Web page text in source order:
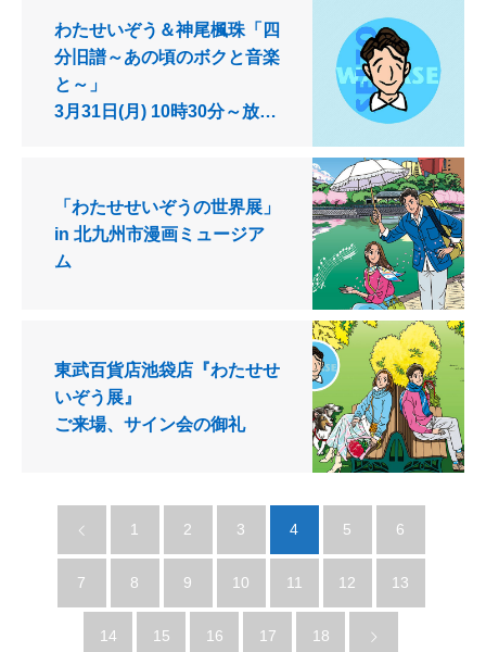
わたせいぞう＆神尾楓珠「四
分旧譜～あの頃のボクと音楽
と～」
3月31日(月) 10時30分～放送
「わたせせいぞうの世界展」
in 北九州市漫画ミュージア
ム
東武百貨店池袋店『わたせせ
いぞう展』
ご来場、サイン会の御礼
1 2 3 4 5 6
7 8 9 10 11 12 13
14 15 16 17 18